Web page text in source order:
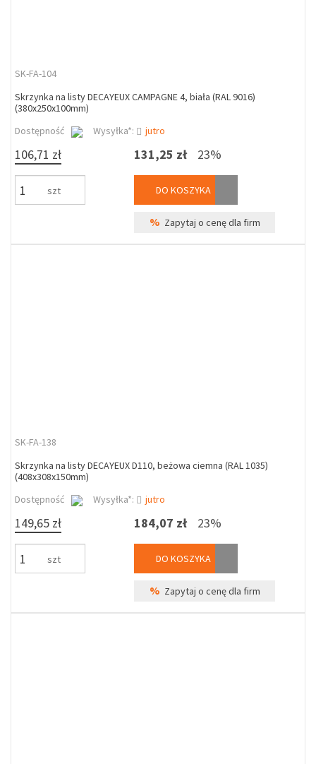
SK-FA-104
Skrzynka na listy DECAYEUX CAMPAGNE 4, biała (RAL 9016)
(380x250x100mm)
Dostępność
Wysyłka*: jutro
106,71 zł
szt
131,25 zł 23%
DO KOSZYKA
% Zapytaj o cenę dla firm
SK-FA-138
Skrzynka na listy DECAYEUX D110, beżowa ciemna (RAL 1035)
(408x308x150mm)
Dostępność
Wysyłka*: jutro
149,65 zł
szt
184,07 zł 23%
DO KOSZYKA
% Zapytaj o cenę dla firm